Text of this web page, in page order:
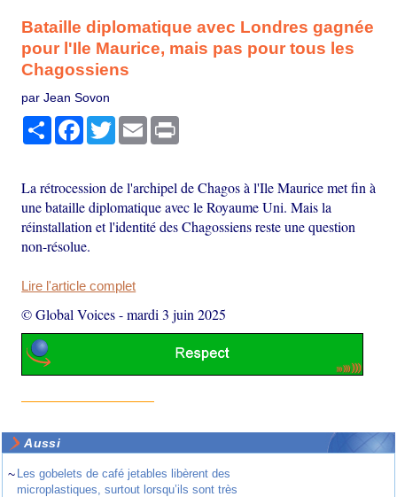
Bataille diplomatique avec Londres gagnée
pour l'Ile Maurice, mais pas pour tous les
Chagossiens
par Jean Sovon
PartagerFacebook
TwitterEmail
La rétrocession de l'archipel de Chagos à l'Ile Maurice met fin à
une bataille diplomatique avec le Royaume Uni. Mais la
réinstallation et l'identité des Chagossiens reste une question
non-résolue.
Lire l'article complet
© Global Voices-mardi 3 juin 2025
Aussi
~ Les gobelets de café jetables libèrent des
microplastiques, surtout lorsqu’ils sont très